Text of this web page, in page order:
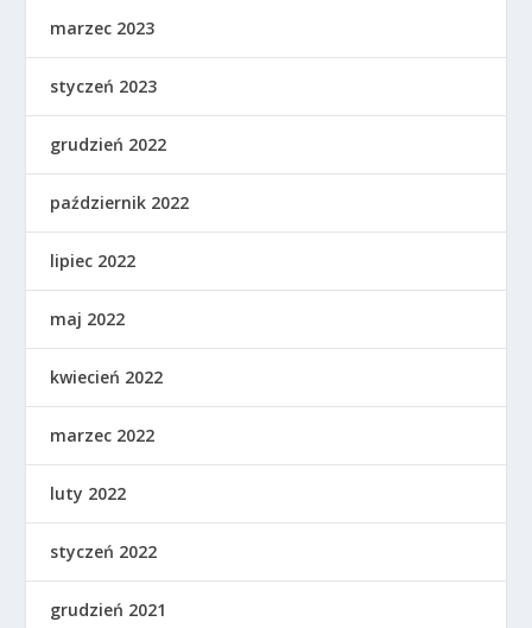
marzec 2023
styczeń 2023
grudzień 2022
październik 2022
lipiec 2022
maj 2022
kwiecień 2022
marzec 2022
luty 2022
styczeń 2022
grudzień 2021